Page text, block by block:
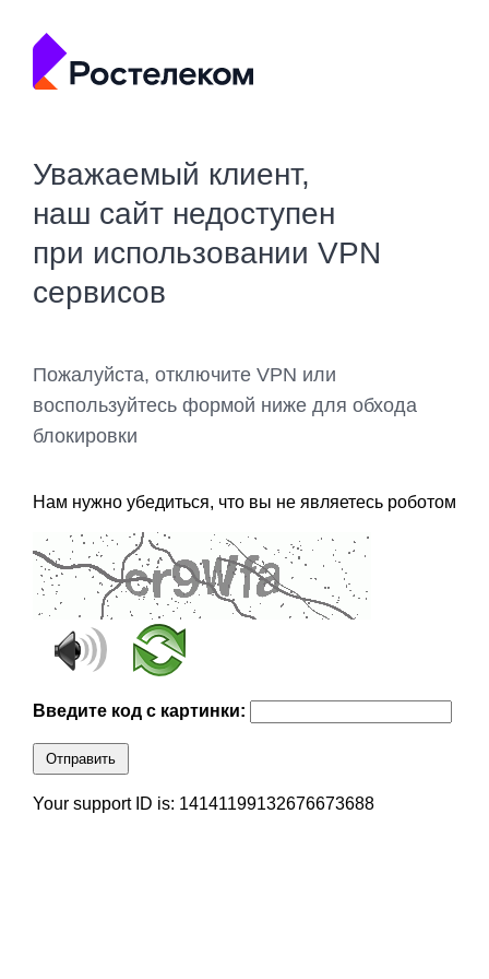
Уважаемый клиент,
наш сайт недоступен
при использовании VPN
сервисов
Пожалуйста, отключите VPN или
воспользуйтесь формой ниже для обхода
блокировки
Нам нужно убедиться, что вы не являетесь роботом
Введите код с картинки:
Отправить
Your support ID is: 14141199132676673688